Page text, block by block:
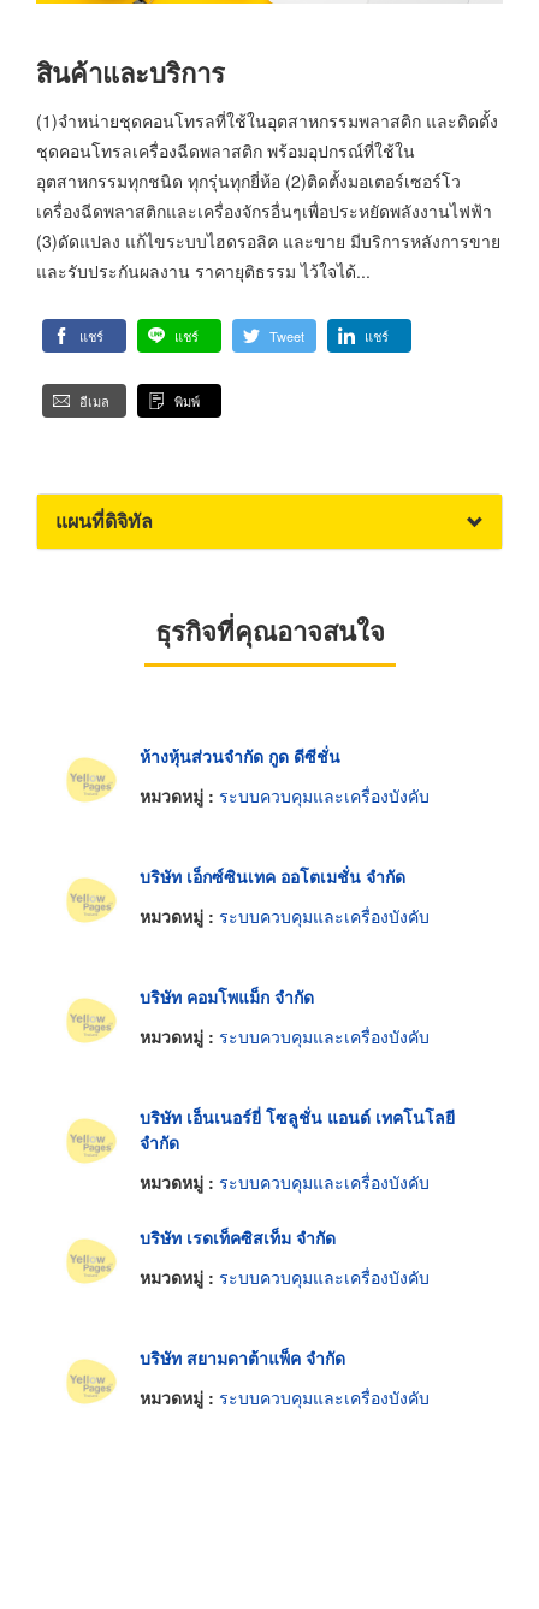
สินค้าและบริการ
(1)จำหน่ายชุดคอนโทรลที่ใช้ในอุตสาหกรรมพลาสติก และติดตั้ง
ชุดคอนโทรลเครื่องฉีดพลาสติก พร้อมอุปกรณ์ที่ใช้ใน
อุตสาหกรรมทุกชนิด ทุกรุ่นทุกยี่ห้อ (2)ติดตั้งมอเตอร์เซอร์โว
เครื่องฉีดพลาสติกและเครื่องจักรอื่นๆเพื่อประหยัดพลังงานไฟฟ้า
(3)ดัดแปลง แก้ไขระบบไฮดรอลิค และขาย มีบริการหลังการขาย
และรับประกันผลงาน ราคายุติธรรม ไว้ใจได้...
แชร์ แชร์ Tweet แชร์
อีเมล พิมพ์
แผนที่ดิจิทัล
ธุรกิจที่คุณอาจสนใจ
ห้างหุ้นส่วนจำกัด กูด ดีซีชั่น
หมวดหมู่ : ระบบควบคุมและเครื่องบังคับ
บริษัท เอ็กซ์ซินเทค ออโตเมชั่น จำกัด
หมวดหมู่ : ระบบควบคุมและเครื่องบังคับ
บริษัท คอมโพแม็ก จำกัด
หมวดหมู่ : ระบบควบคุมและเครื่องบังคับ
บริษัท เอ็นเนอร์ยี่ โซลูชั่น แอนด์ เทคโนโลยี
จำกัด
หมวดหมู่ : ระบบควบคุมและเครื่องบังคับ
บริษัท เรดเท็คซิสเท็ม จำกัด
หมวดหมู่ : ระบบควบคุมและเครื่องบังคับ
บริษัท สยามดาต้าแพ็ค จำกัด
หมวดหมู่ : ระบบควบคุมและเครื่องบังคับ